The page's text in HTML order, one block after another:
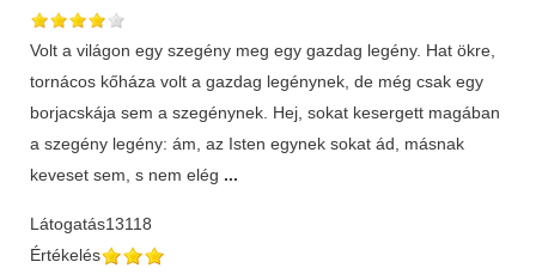
Volt a világon egy szegény meg egy gazdag legény. Hat ökre,
tornácos kőháza volt a gazdag legénynek, de még csak egy
borjacskája sem a szegénynek. Hej, sokat kesergett magában
a szegény legény: ám, az Isten egynek sokat ád, másnak
keveset sem, s nem elég ...
Látogatás13118
Értékelés